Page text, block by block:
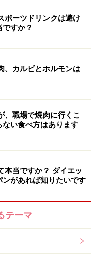
ポーツドリンクは避け
すか？
、カルビとホルモンは
、職場で焼肉に行くこ
い食べ方はあります
本当ですか？ ダイエッ
ンがあれば知りたいです
テーマ